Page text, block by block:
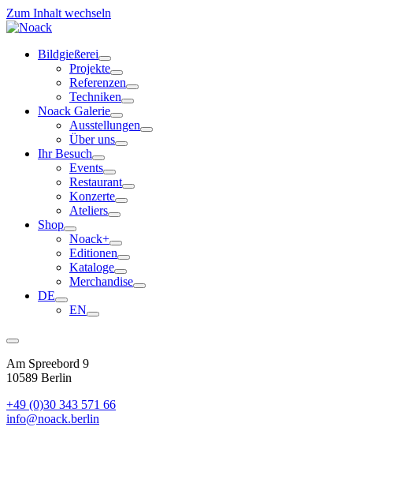
Zum Inhalt wechseln
Bildgießerei
Projekte
Referenzen
Techniken
Noack Galerie
Ausstellungen
Über uns
Ihr Besuch
Events
Restaurant
Konzerte
Ateliers
Shop
Noack+
Editionen
Kataloge
Merchandise
DE
EN
Am Spreebord 9
10589 Berlin
+49 (0)30 343 571 66
info@noack.berlin